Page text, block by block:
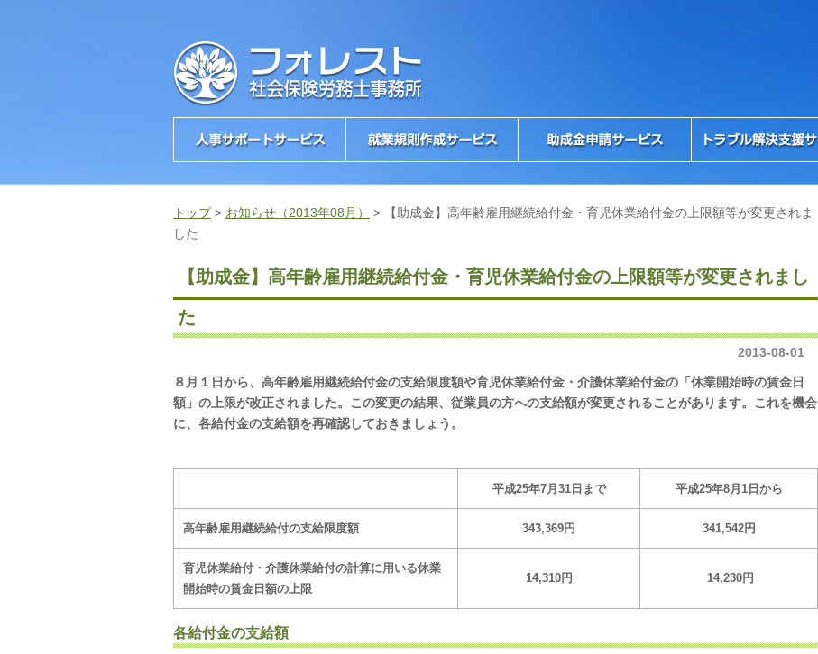
トップ> お知らせ（2013年08月） >
【助成金】高年齢雇用継続給付金・育児休業給付金の上限額等が変更されま
した
【助成金】高年齢雇用継続給付金・育児休業給付金の上限額等が変更されまし
た
2013-08-01
８月１日から、高年齢雇用継続給付金の支給限度額や育児休業給付金・介護休業給付金の「休業開始時の賃金日
額」の上限が改正されました。この変更の結果、従業員の方への支給額が変更されることがあります。これを機会
に、各給付金の支給額を再確認しておきましょう。
平成25年7月31日まで 平成25年8月1日から
高年齢雇用継続給付の支給限度額 343,369 円 341,542円
育児休業給付・介護休業給付の計算に用いる休業
開始時の賃金日額の上限
14,310円 14,230 円
各給付金の支給額